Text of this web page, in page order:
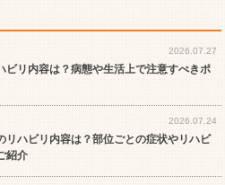
2026.07.27
ビリ内容は？病態や生活上で注意すべきポ
2026.07.24
リハビリ内容は？部位ごとの症状やリハビ
紹介